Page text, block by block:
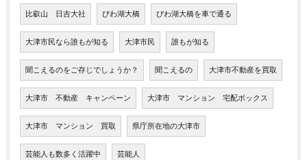
比叡山 日吉大社 びわ湖大橋 びわ湖大橋を車で通る
大津市民なら誰もが知る 大津市民 誰もが知る
聞こえるのをご存じでしょうか？ 聞こえるの 大津市不動産を買取
大津市 不動産 キャンペーン 大津市 マンション 宅配ボックス
大津市 マンション 買取 県庁所在地の大津市
芸能人も数多く活躍中 芸能人